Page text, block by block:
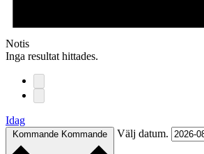
Notis
Inga resultat hittades.
Idag
Kommande Kommande Välj datum.